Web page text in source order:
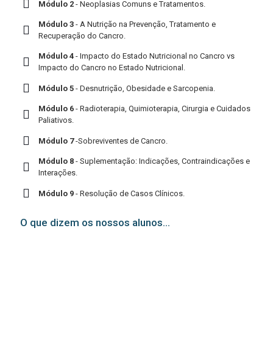
Módulo 2 - Neoplasias Comuns e Tratamentos.
Módulo 3 - A Nutrição na Prevenção, Tratamento e
Recuperação do Cancro.
Módulo 4 - Impacto do Estado Nutricional no Cancro vs
Impacto do Cancro no Estado Nutricional.
Módulo 5 - Desnutrição, Obesidade e Sarcopenia.
Módulo 6 - Radioterapia, Quimioterapia, Cirurgia e Cuidados
Paliativos.
Módulo 7-Sobreviventes de Cancro.
Módulo 8 - Suplementação: Indicações, Contraindicações e
Interações.
Módulo 9 - Resolução de Casos Clínicos.
O que dizem os nossos alunos...